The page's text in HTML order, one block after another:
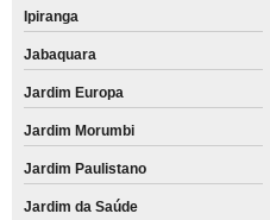
Ipiranga
Jabaquara
Jardim Europa
Jardim Morumbi
Jardim Paulistano
Jardim da Saúde